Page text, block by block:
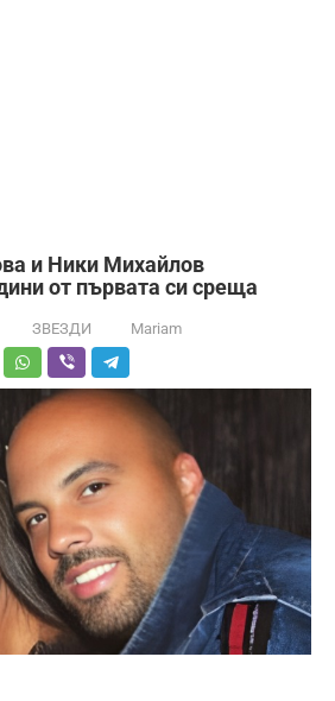
и Ники Михайлов
от първата си среща
ЗВЕЗДИ Mariam